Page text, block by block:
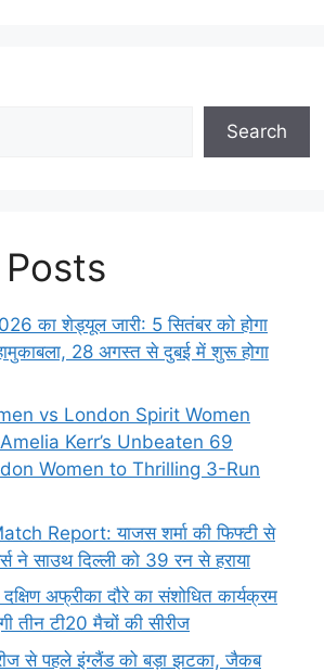
Search
का शेड्यूल जारी: 5 सितंबर को होगा
28 अगस्त से दुबई में शुरू होगा
vs London Spirit Women
Kerr’s Unbeaten 69
Women to Thrilling 3-Run
Report: याजस शर्मा की फिफ्टी से
ने साउथ दिल्ली को 39 रन से हराया
अफ्रीका दौरे का संशोधित कार्यक्रम
तीन टी20 मैचों की सीरीज
से पहले इंग्लैंड को बड़ा झटका, जैकब